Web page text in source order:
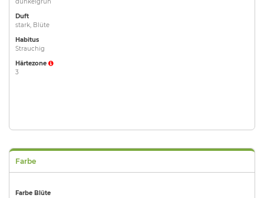
Duft
stark, Blüte
Habitus
Strauchig
Härtezone
3
Farbe
Farbe Blüte